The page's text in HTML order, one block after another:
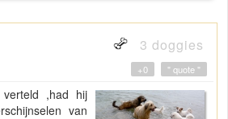
3 doggies
" quote "
+0
,had hij
van